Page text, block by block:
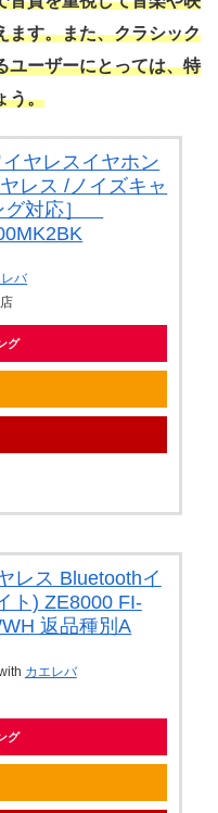
ます。また、クラシック
ユーザーにとっては、特
う。
ヤレスイヤホン
レス /ノイズキャ
グ対応］
バ
グ
レス Bluetoothイ
ト) ZE8000 FI-
返品種別A
カエレバ
グ